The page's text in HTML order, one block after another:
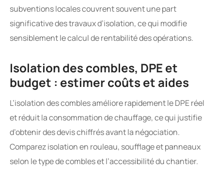
subventions locales couvrent souvent une part
significative des travaux d’isolation, ce qui modifie
sensiblement le calcul de rentabilité des opérations.
Isolation des combles, DPE et
budget : estimer coûts et aides
L’isolation des combles améliore rapidement le DPE réel
et réduit la consommation de chauffage, ce qui justifie
d’obtenir des devis chiffrés avant la négociation.
Comparez isolation en rouleau, soufflage et panneaux
selon le type de combles et l’accessibilité du chantier.